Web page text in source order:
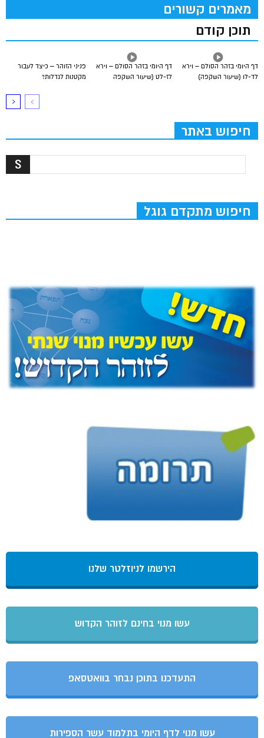
מאמרים קשורים
תוכן קודם
פניני הזוהר – כיצד לעבור
מקטנות לגדלות?
דף היומי בזהר הסולם – וירא
לז-לט (שיעור השקפה
דף היומי בזהר הסולם – וירא
לד-לו (שיעור השקפה)
חיפוש באתר
חיפוש מתקדם גוגל
הירשמו לניוזלטר שלנו
עשו מנוי בחינם לזוהר הקדוש
התעדכנו בתוכן נבחר בוואטסאפ
עשו מנוי לדף היומי בתלמוד עשר הספירות